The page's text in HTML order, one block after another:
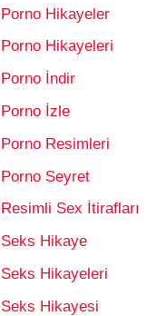
Porno Hikayeler
Porno Hikayeleri
Porno İndir
Porno İzle
Porno Resimleri
Porno Seyret
Resimli Sex İtirafları
Seks Hikaye
Seks Hikayeleri
Seks Hikayesi